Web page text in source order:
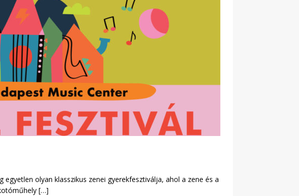
olyan klasszikus zenei gyerekfesztiválja, ahol a zene és a
[…]